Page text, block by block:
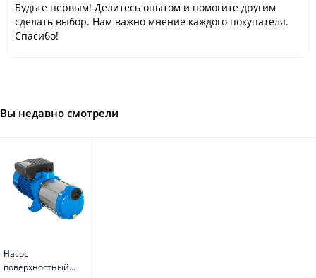
Будьте первым! Делитесь опытом и помогите другим
сделать выбор. Нам важно мнение каждого покупателя.
Спасибо!
Вы недавно смотрели
Насос
поверхностный